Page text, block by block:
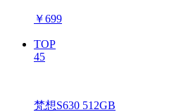
￥699
TOP
45
梵想S630 512GB